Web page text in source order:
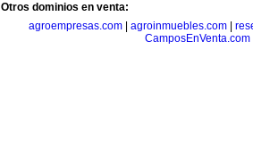
Otros dominios en venta:
agroempresas.com
agroinmuebles.com
CamposEnVenta.com